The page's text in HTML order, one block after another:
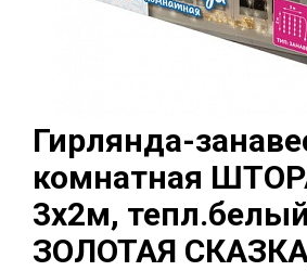
Гирлянда-
комнатная
3х2м,
ЗОЛОТАЯ